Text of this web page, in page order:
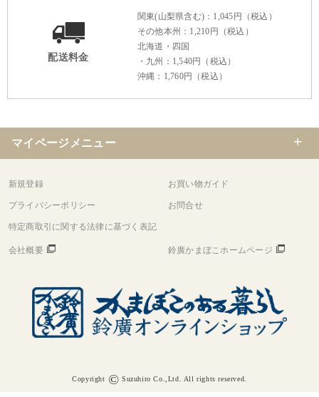
配送料金
関東(山梨県含む)：1,045円（税込）
その他本州：1,210円（税込）
北海道・四国
・九州：1,540円（税込）
沖縄：1,760円（税込）
マイページメニュー
新規登録 お買い物ガイド
プライバシーポリシー お問合せ
特定商取引に関する法律に基づく表記
会社概要 鈴廣かまぼこホームページ
Copyright © Suzuhiro Co.,Ltd. All rights reserved.